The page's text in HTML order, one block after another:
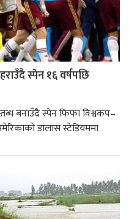
स्पेन १६ वर्षपछि
स्तब्ध बनाउँदै स्पेन फिफा विश्वकप–
डालास स्टेडियममा